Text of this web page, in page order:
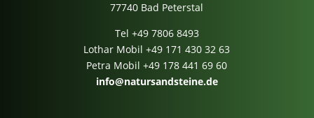
77740 Bad Peterstal
Tel +49 7806 8493
Lothar Mobil+49 171 430 32 63
Petra Mobil+49 178 441 69 60
info@natursandsteine.de